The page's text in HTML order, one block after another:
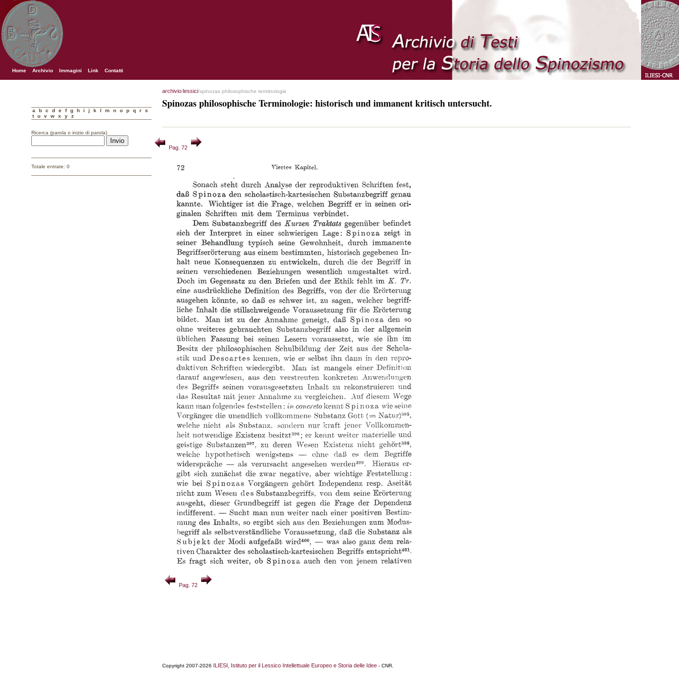
Home Archivio Immagini Link Contatti
a b c d e f g h i j k l m n o p q r
s
t
u v w x y z
Ricerca (parola o inizio di parola)
Totale entrate: 0
archivio/lessici/spinozas philosophische terminologie
Spinozas philosophische Terminologie: historisch und immanent kritisch untersucht.
Pag. 72
Pag. 72
Copyright 2007-2026 ILIESI, Istituto per il Lessico Intellettuale Europeo e Storia delle Idee - CNR.